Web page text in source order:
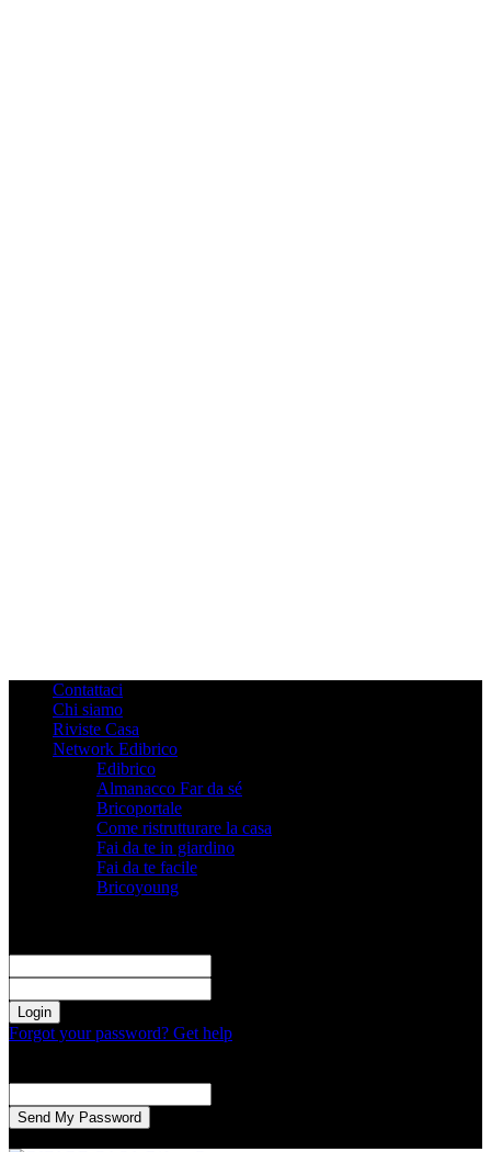
Contattaci
Chi siamo
Riviste Casa
Network Edibrico
Edibrico
Almanacco Far da sé
Bricoportale
Come ristrutturare la casa
Fai da te in giardino
Fai da te facile
Bricoyoung
Forgot your password? Get help